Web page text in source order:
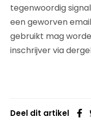
tegenwoordig
een geworven
gebruikt mag
inschrijver via
Deel dit artikel